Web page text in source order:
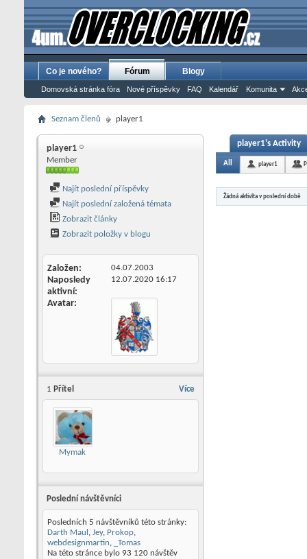
Co je nového? Fórum
Domovská stránka fóra Nové příspěvky FAQ Kalendář Komunita
Blogy
Seznam členů player1
player1
Member
Najít poslední příspěvky
Najít poslední založená témata
Zobrazit články
Zobrazit položky v blogu
Založen 04.07.2003
Naposledy
aktivní
12.07.2020 16:17
Avatar
Více
1 Přítel
Mymak
Poslední návštěvníci
Posledních 5 návštěvníků této stránky:
Darth Maul , Jey, Prokop,
webdesignmartin,
_Tomas
Na této stránce bylo 93 120 návštěv
player1's Activity
All player1
Žádná aktivita v poslední době